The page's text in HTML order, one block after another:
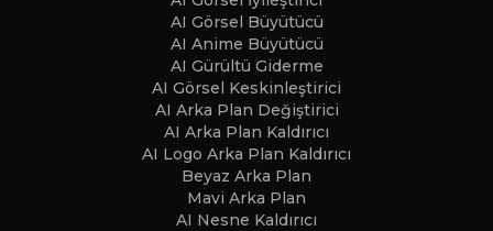
AI Görsel Büyütücü
AI Anime Büyütücü
AI Gürültü Giderme
AI Görsel Keskinleştirici
AI Arka Plan Değiştirici
AI Arka Plan Kaldırıcı
AI Logo Arka Plan Kaldırıcı
Beyaz Arka Plan
Mavi Arka Plan
AI Nesne Kaldırıcı